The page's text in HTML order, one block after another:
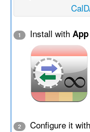
1 Install with
2 Configure it